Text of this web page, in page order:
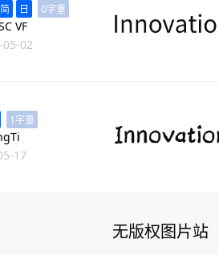
0字重
VF
02
1字重
17
无版权图片站